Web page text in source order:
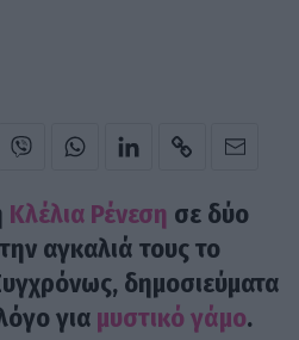
Κλέλια Ρένεση σε δύο
αγκαλιά τους το
δημοσιεύματα
για μυστικό γάμο.